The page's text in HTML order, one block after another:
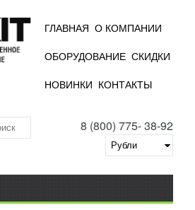
ГЛАВНАЯ О КОМПАНИИ
ОБОРУДОВАНИЕ СКИДКИ
НОВИНКИ КОНТАКТЫ
8 (800) 775- 38-92
складу